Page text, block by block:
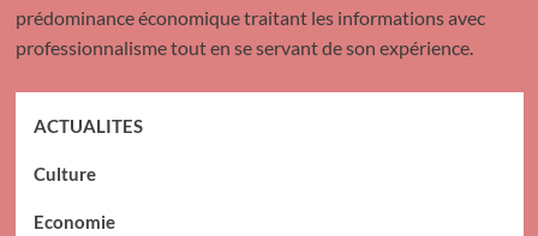
prédominance économique traitant les informations avec
professionnalisme tout en se servant de son expérience.
ACTUALITES
Culture
Economie